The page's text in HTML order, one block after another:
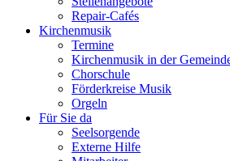
Repair-Cafés
Kirchenmusik
Termine
Kirchenmusik in der
Chorschule
Förderkreise Musik
Orgeln
Für Sie da
Seelsorgende
Externe Hilfe